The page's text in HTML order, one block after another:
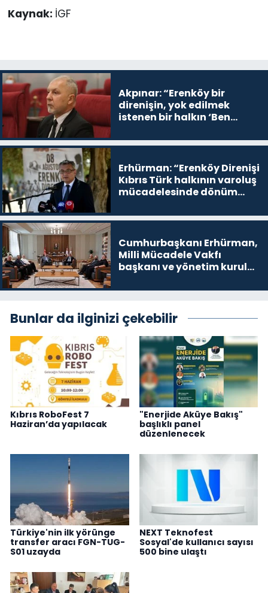
Kaynak: İGF
Akpınar: “Erenköy bir
direnişin, yok edilmek
istenen bir halkın ‘Ben
devam edeceğim’ dediği
Erhürman: “Erenköy Direnişi
Kıbrıs Türk halkının varoluş
mücadelesinde dönüm
Cumhurbaşkanı Erhürman,
Milli Mücadele Vakfı
başkanı ve yönetim kurulu
Bunlar da ilginizi çekebilir
Kıbrıs RoboFest 7
Haziran’da yapılacak
"Enerjide Aküye Bakış"
başlıklı panel
düzenlenecek
Türkiye'nin ilk yörünge
transfer aracı FGN-TUG-
S01 uzayda
NEXT Teknofest
Sosyal'de kullanıcı sayısı
500 bine ulaştı